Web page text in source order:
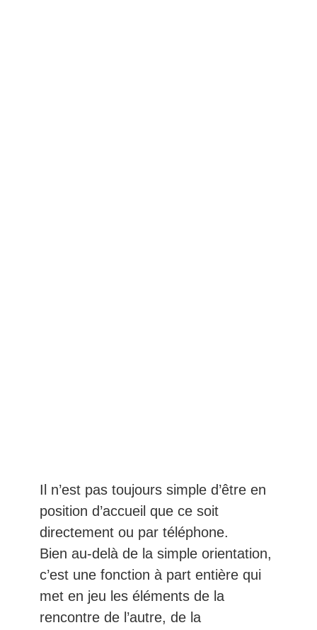
Il n’est pas toujours simple d’être en
position d’accueil que ce soit
directement ou par téléphone.
Bien au-delà de la simple orientation,
c’est une fonction à part entière qui
met en jeu les éléments de la
rencontre de l’autre, de la